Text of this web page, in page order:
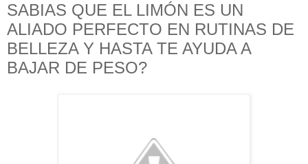
SABIAS QUE EL LIMÓN ES UN
ALIADO PERFECTO EN RUTINAS DE
BELLEZA Y HASTA TE AYUDA A
BAJAR DE PESO?